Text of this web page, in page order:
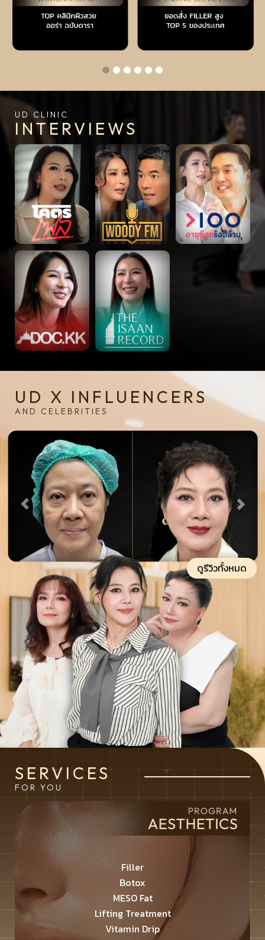
UD CLINIC
INTERVIEWS
UD X INFLUENCERS
AND CELEBRITIES
ดูรีวิวทั้งหมด
SERVICES
FOR YOU
Filler
Botox
MESO Fat
Lifting Treatment
Vitamin Drip